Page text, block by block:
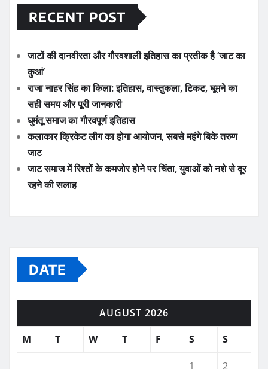
RECENT POST
जाटों की दानवीरता और गौरवशाली इतिहास का प्रतीक है ‘जाट का
कुआं’
राजा नाहर सिंह का किला: इतिहास, वास्तुकला, टिकट, घूमने का
सही समय और पूरी जानकारी
घुमंतू समाज का गौरवपूर्ण इतिहास
कलाकार क्रिकेट लीग का होगा आयोजन, सबसे महंगे बिके तरुण
जाट
जाट समाज में रिश्तों के कमजोर होने पर चिंता, युवाओं को नशे से दूर
रहने की सलाह
DATE
AUGUST 2026
M
T W T F S S
1
2